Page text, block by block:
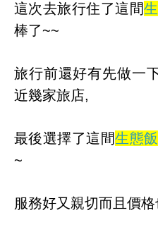
這次去旅行住了這間
棒了~~
旅行前還好有先做一
近幾家旅店,
最後選擇了這間生態
~
服務好又親切而且價